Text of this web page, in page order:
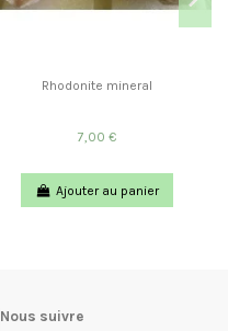
Rhodonite mineral
7,00 €
Ajouter au panier
Nous suivre